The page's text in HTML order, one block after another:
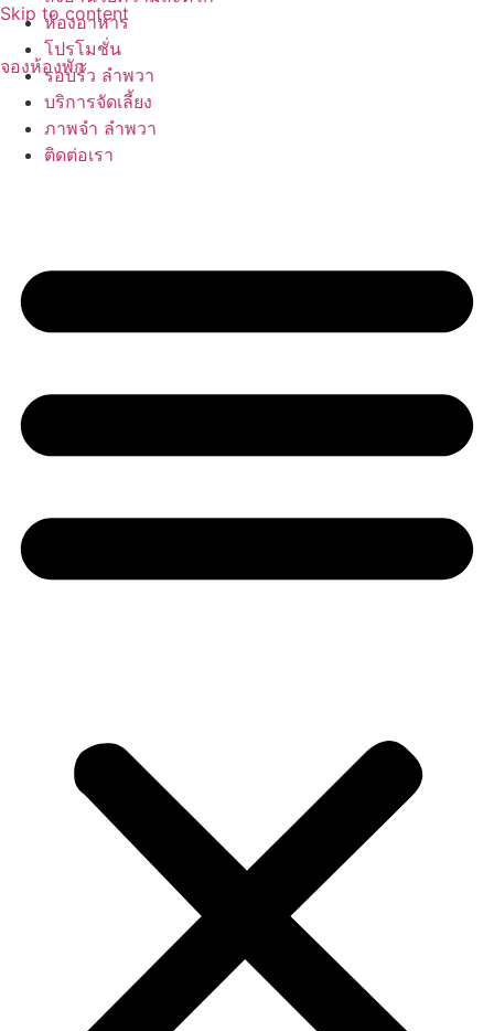
Skip to content
จองห้องพัก
ห้องอาหาร
โปรโมชั่น
รอบรั้ว ลำพวา
บริการจัดเลี้ยง
ภาพจำ ลำพวา
ติดต่อเรา